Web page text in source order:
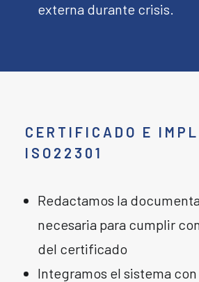
externa durante crisis.
CERTIFICADO E
ISO22301
Redactamos la
necesaria para cumplir
del certificado
Integramos el sistema con